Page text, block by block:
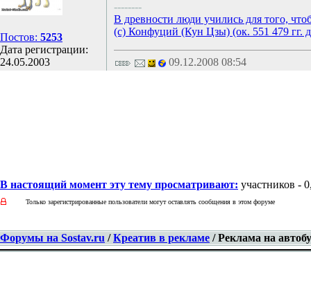
Постов: 5253
Дата регистрации:
24.05.2003
--------
В древности люди учились для того,
(с) Конфуций (Кун Цзы) (ок. 551 479 гг.
09.12.2008 08:54
В настоящий момент эту тему просматривают: участников -
Только зарегистрированные пользователи могут оставлять сообщения в этом форуме
Форумы на Sostav.ru /Креатив в рекламе / Реклама на